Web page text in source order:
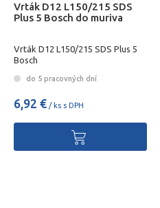
Vrták D12 L150/215 SDS
Plus 5 Bosch do muriva
Vrták D12 L150/215 SDS Plus 5
Bosch
do 5 pracovných dní
6,92 € / ks s DPH